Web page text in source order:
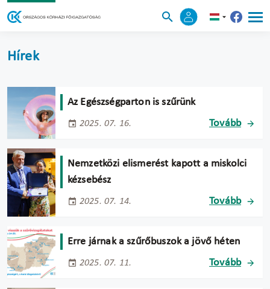
Hírek
Az Egészségparton is szűrünk
2025. 07. 16. Tovább
Nemzetközi elismerést kapott a miskolci
kézsebész
2025. 07. 14. Tovább
Erre járnak a szűrőbuszok a jövő héten
2025. 07. 11. Tovább